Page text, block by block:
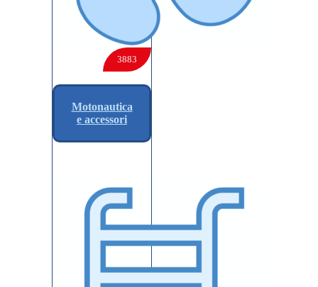
3883
Motonautica
e accessori